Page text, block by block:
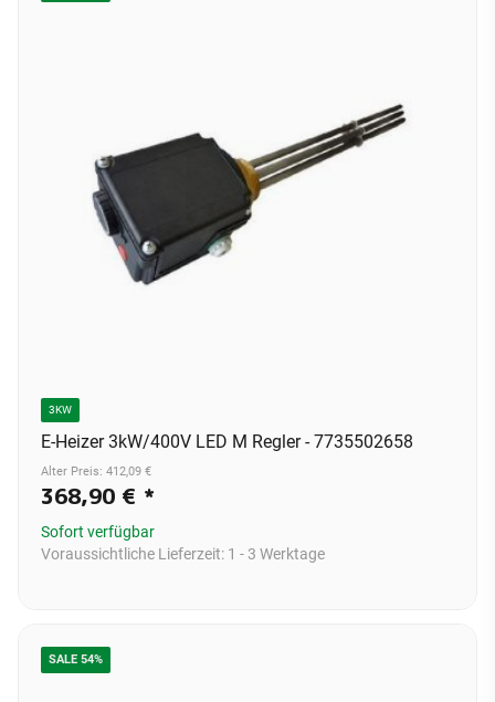
3KW
E-Heizer 3kW/400V LED M Regler - 7735502658
Alter Preis: 412,09 €
368,90 € *
Sofort verfügbar
Voraussichtliche Lieferzeit: 1 - 3 Werktage
SALE 54%